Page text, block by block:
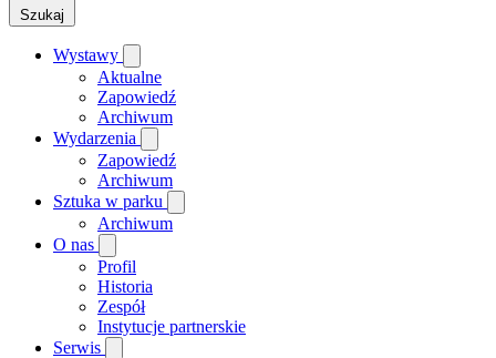
Szukaj
Wystawy
Aktualne
Zapowiedź
Archiwum
Wydarzenia
Zapowiedź
Archiwum
Sztuka w parku
Archiwum
O nas
Profil
Historia
Zespół
Instytucje partnerskie
Serwis